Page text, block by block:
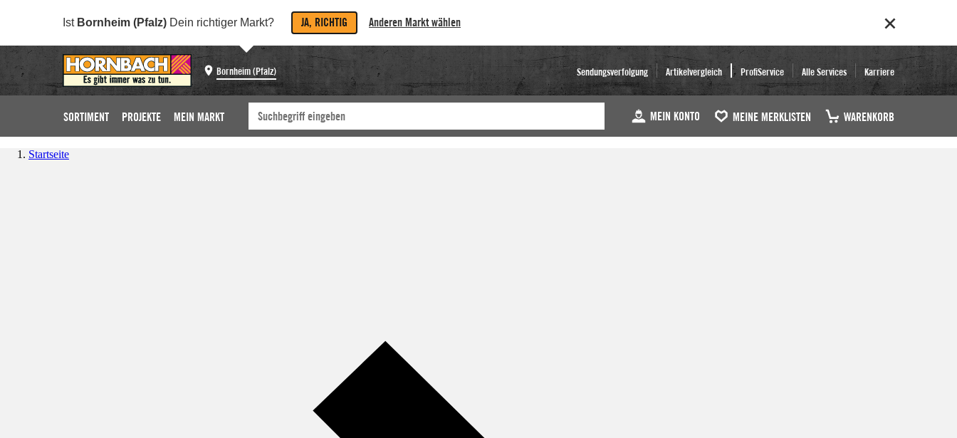
Ist Bornheim (Pfalz) Dein richtiger Markt? JA, RICHTIG Anderen Markt wählen
Bornheim (Pfalz) Sendungsverfolgung Artikelvergleich ProfiService Alle Services Karriere
SORTIMENT PROJEKTE MEIN MARKT MEIN KONTO MEINE MERKLISTEN WARENKORB
Startseite